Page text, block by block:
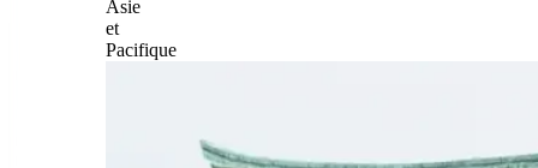
Asie
et
Pacifique